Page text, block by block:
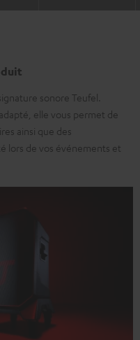
sonore Teufel.
elle vous permet de
ainsi que des
lors de vos événements et